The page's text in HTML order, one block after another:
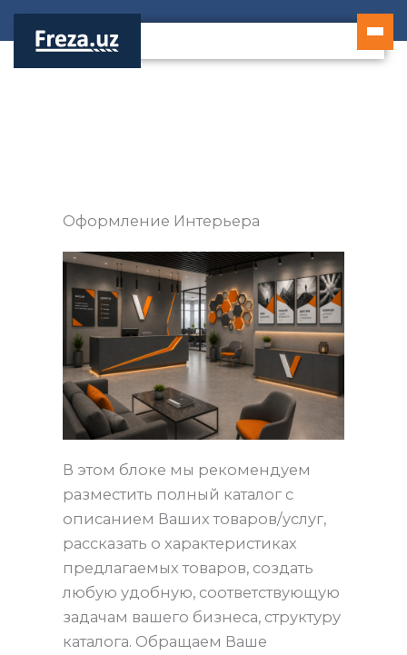
Перейти
Оформление Интерьера
В этом блоке мы рекомендуем
разместить полный каталог с
описанием Ваших товаров/услуг,
рассказать о характеристиках
предлагаемых товаров, создать
любую удобную, соответствующую
задачам вашего бизнеса, структуру
каталога. Обращаем Ваше